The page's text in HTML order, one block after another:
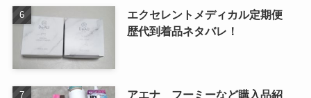
エクセレントメディカル定期便
歴代到着品ネタバレ！
アエナ フーミーなど購入品紹